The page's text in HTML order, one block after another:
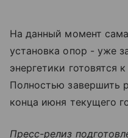
На данный момент
установка опор - уже
энергетики готовятся
Полностью завершить
конца июня текущего
Пресс-релиз